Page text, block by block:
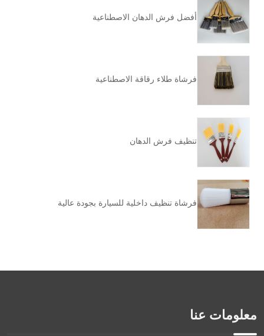
أفضل فرش الدهان الاصطناعية
فرشاة طلاء رقاقة الاصطناعية
تنظيف فرش الدهان
فرشاة تنظيف داخلية للسيارة بجودة عالية
معلومات عنا